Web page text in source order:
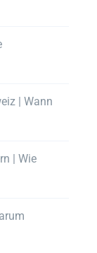
| Wann
| Wie